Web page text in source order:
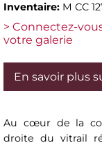
Inventaire: M CC
> Connectez-
votre galerie
En savoir plus
Au cœur de la
droite du vitrail